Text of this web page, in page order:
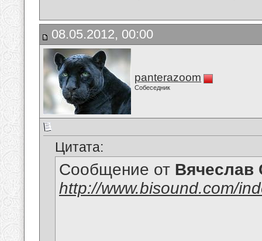
08.05.2012, 00:00
panterazoom
Собеседник
Цитата:
Сообщение от Вячеслав
http://www.bisound.com/